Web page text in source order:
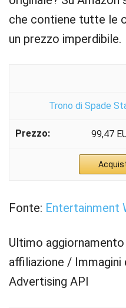
che contiene tutte le
un prezzo imperdibile.
Trono di Spade
99,47
Fonte: Entertainment
Ultimo
affiliazione /
Advertising API